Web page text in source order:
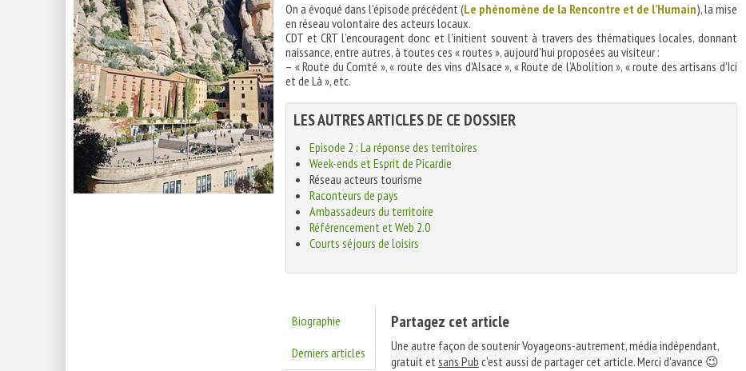
On a évoqué dans l’épisode précédent (Le phénomène de la Rencontre et de l’Humain), la mise
en réseau volontaire des acteurs locaux.
CDT et CRT l’encouragent donc et l’initient souvent à travers des thématiques locales, donnant
naissance, entre autres, à toutes ces « routes », aujourd’hui proposées au visiteur :
– « Route du Comté », « route des vins d’Alsace », « Route de l’Abolition », « route des artisans d’Ici
et de Là », etc.
LES AUTRES ARTICLES DE CE DOSSIER
Episode 2 : La réponse des territoires
Week-ends et Esprit de Picardie
Réseau acteurs tourisme
Raconteurs de pays
Ambassadeurs du territoire
Référencement et Web 2.0
Courts séjours de loisirs
Biographie
Derniers articles
Partagez cet article
Une autre façon de soutenir Voyageons-autrement, média indépendant,
gratuit etsans Pub c'est aussi de partager cet article. Merci d'avance 😉